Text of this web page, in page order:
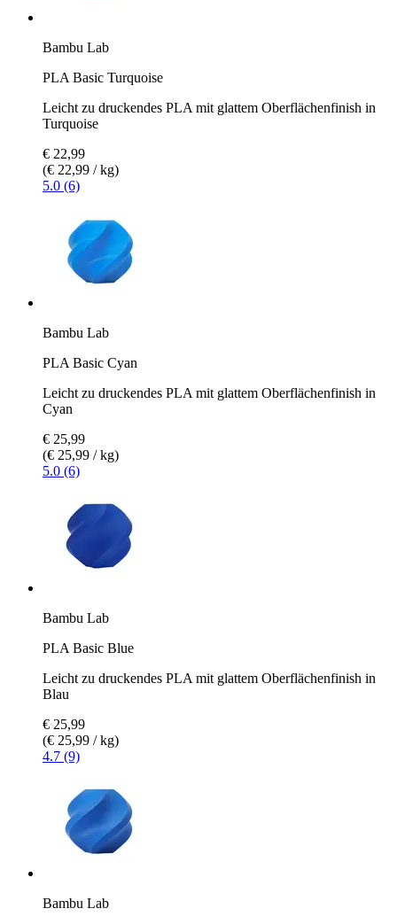
Bambu Lab
PLA Basic Turquoise
Leicht zu druckendes PLA mit glattem Oberflächenfinish in
Turquoise
€ 22,99
(€ 22,99 / kg)
5.0 (6)
Bambu Lab
PLA Basic Cyan
Leicht zu druckendes PLA mit glattem Oberflächenfinish in
Cyan
€ 25,99
(€ 25,99 / kg)
5.0 (6)
Bambu Lab
PLA Basic Blue
Leicht zu druckendes PLA mit glattem Oberflächenfinish in
Blau
€ 25,99
(€ 25,99 / kg)
4.7 (9)
Bambu Lab